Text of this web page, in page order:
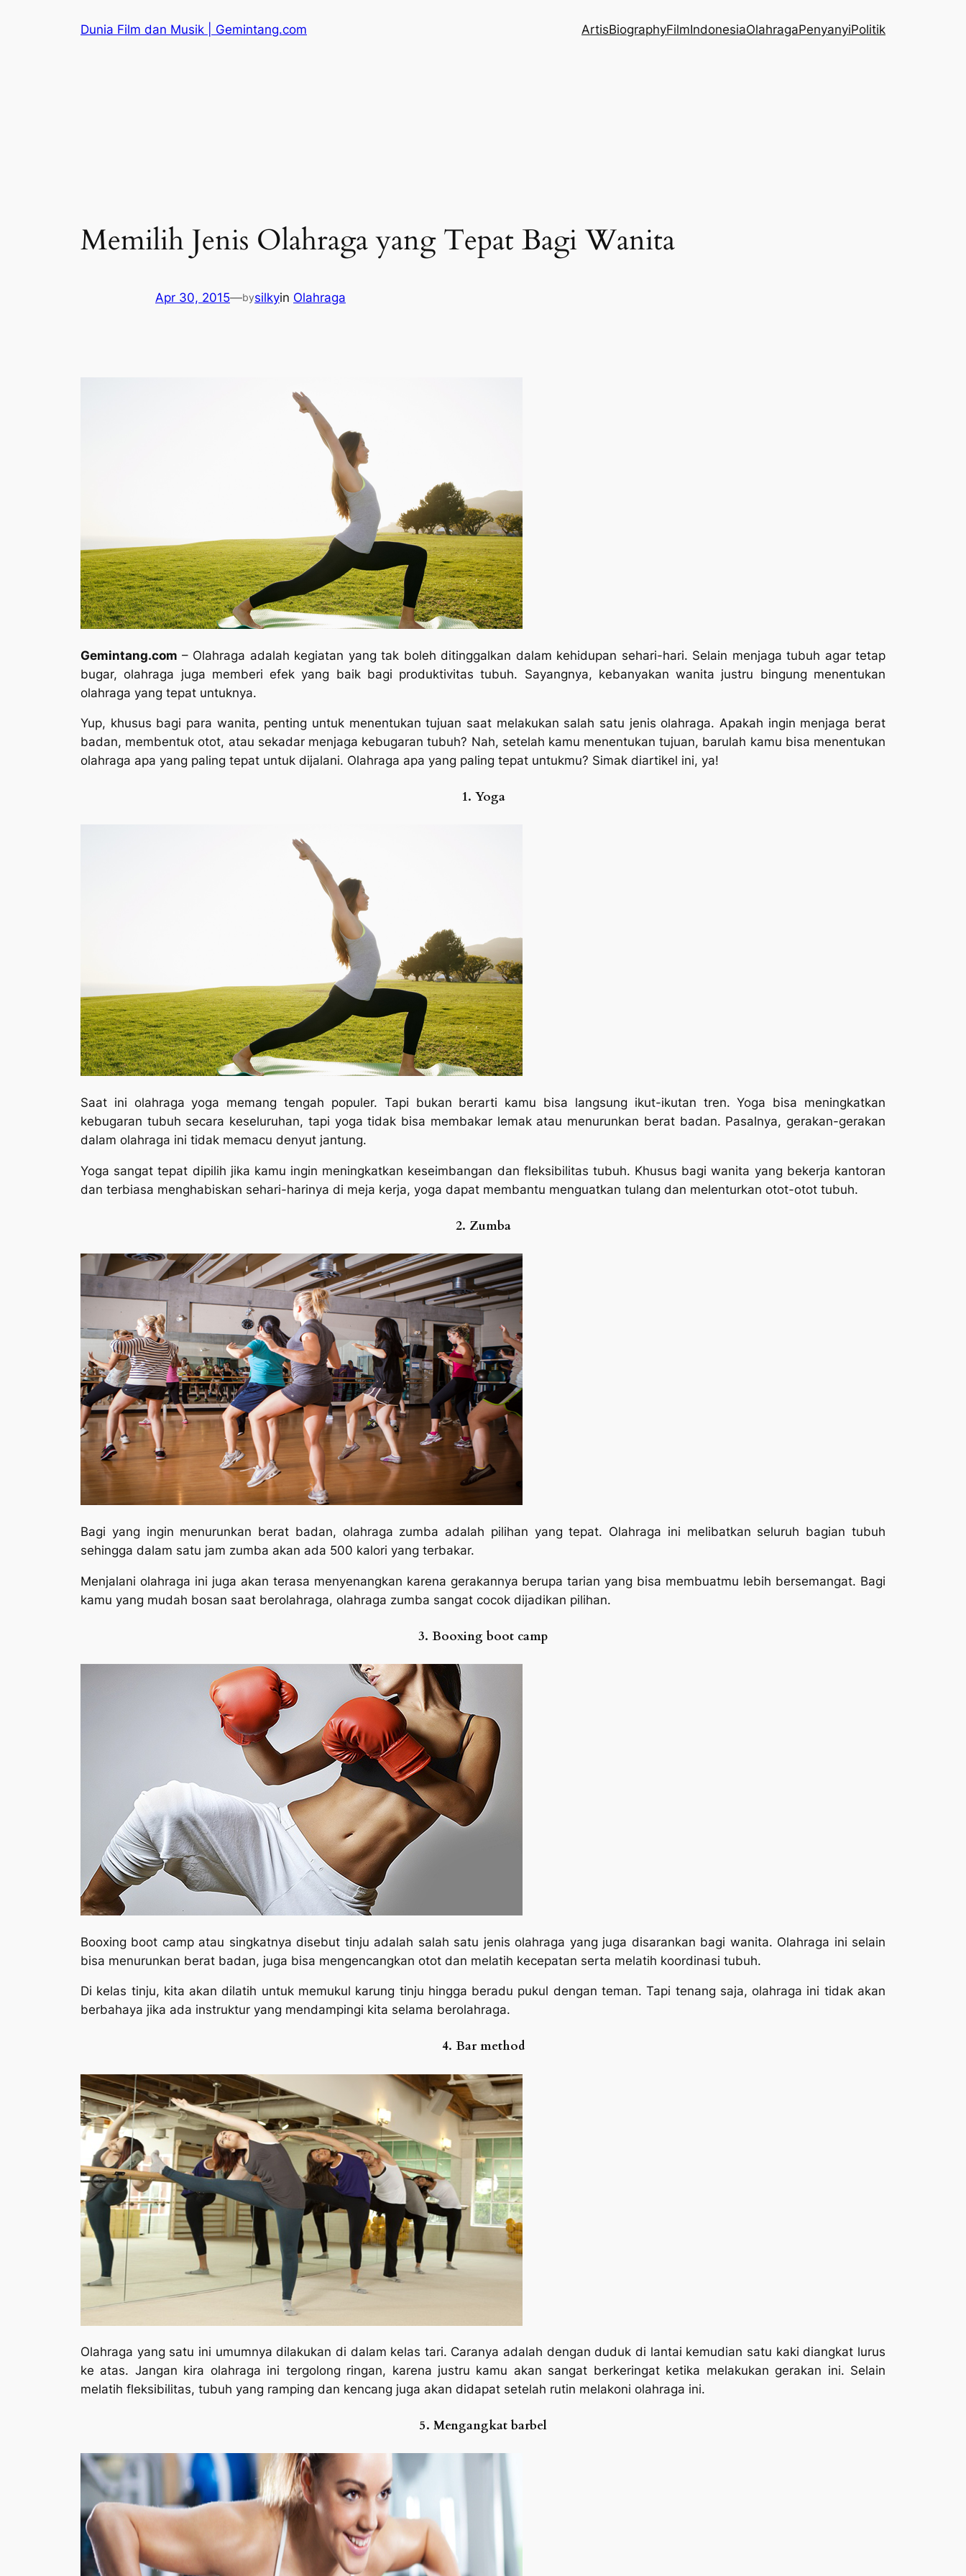
Dunia Film dan Musik | Gemintang.com ArtisBiographyFilmIndonesiaOlahragaPenyanyiPolitik
Memilih Jenis Olahraga yang Tepat Bagi Wanita
Apr 30, 2015—bysilkyin Olahraga
Gemintang.com – Olahraga adalah kegiatan yang tak boleh ditinggalkan dalam kehidupan sehari-hari. Selain menjaga tubuh agar tetap
bugar, olahraga juga memberi efek yang baik bagi produktivitas tubuh. Sayangnya, kebanyakan wanita justru bingung menentukan
olahraga yang tepat untuknya.
Yup, khusus bagi para wanita, penting untuk menentukan tujuan saat melakukan salah satu jenis olahraga. Apakah ingin menjaga berat
badan, membentuk otot, atau sekadar menjaga kebugaran tubuh? Nah, setelah kamu menentukan tujuan, barulah kamu bisa menentukan
olahraga apa yang paling tepat untuk dijalani. Olahraga apa yang paling tepat untukmu? Simak diartikel ini, ya!
1. Yoga
Saat ini olahraga yoga memang tengah populer. Tapi bukan berarti kamu bisa langsung ikut-ikutan tren. Yoga bisa meningkatkan
kebugaran tubuh secara keseluruhan, tapi yoga tidak bisa membakar lemak atau menurunkan berat badan. Pasalnya, gerakan-gerakan
dalam olahraga ini tidak memacu denyut jantung.
Yoga sangat tepat dipilih jika kamu ingin meningkatkan keseimbangan dan fleksibilitas tubuh. Khusus bagi wanita yang bekerja kantoran
dan terbiasa menghabiskan sehari-harinya di meja kerja, yoga dapat membantu menguatkan tulang dan melenturkan otot-otot tubuh.
2. Zumba
Bagi yang ingin menurunkan berat badan, olahraga zumba adalah pilihan yang tepat. Olahraga ini melibatkan seluruh bagian tubuh
sehingga dalam satu jam zumba akan ada 500 kalori yang terbakar.
Menjalani olahraga ini juga akan terasa menyenangkan karena gerakannya berupa tarian yang bisa membuatmu lebih bersemangat. Bagi
kamu yang mudah bosan saat berolahraga, olahraga zumba sangat cocok dijadikan pilihan.
3. Booxing boot camp
Booxing boot camp atau singkatnya disebut tinju adalah salah satu jenis olahraga yang juga disarankan bagi wanita. Olahraga ini selain
bisa menurunkan berat badan, juga bisa mengencangkan otot dan melatih kecepatan serta melatih koordinasi tubuh.
Di kelas tinju, kita akan dilatih untuk memukul karung tinju hingga beradu pukul dengan teman. Tapi tenang saja, olahraga ini tidak akan
berbahaya jika ada instruktur yang mendampingi kita selama berolahraga.
4. Bar method
Olahraga yang satu ini umumnya dilakukan di dalam kelas tari. Caranya adalah dengan duduk di lantai kemudian satu kaki diangkat lurus
ke atas. Jangan kira olahraga ini tergolong ringan, karena justru kamu akan sangat berkeringat ketika melakukan gerakan ini. Selain
melatih fleksibilitas, tubuh yang ramping dan kencang juga akan didapat setelah rutin melakoni olahraga ini.
5. Mengangkat barbel